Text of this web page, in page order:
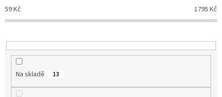
o
d
k
t
59Kč 1795 Kč
Na skladě 13